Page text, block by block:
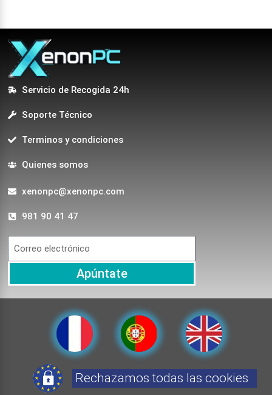
Servicio de Recogida 24h
Soporte Técnico
Terminos y condiciones
Quienes somos
xenonpc@xenonpc.com
981 90 41 47
Apúntate
Rechazamos todas las cookies